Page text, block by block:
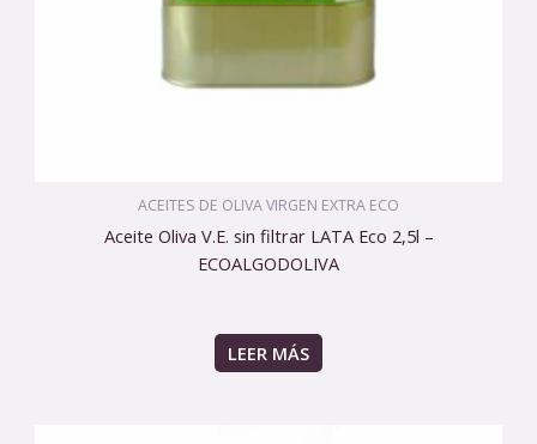
ACEITES DE OLIVA VIRGEN EXTRA ECO
Aceite Oliva V.E. sin filtrar LATA Eco 2,5l –
ECOALGODOLIVA
LEER MÁS